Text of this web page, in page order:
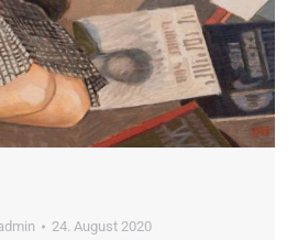
24. August 2020